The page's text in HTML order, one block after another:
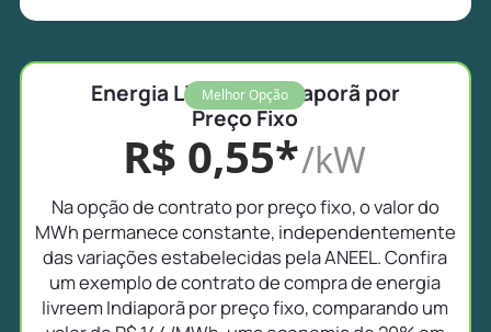
Melhor Opção
Energia Livre em Indiaporã por
Preço Fixo
R$ 0,55*/kW
Na opção de contrato por preço fixo, o valor do
MWh permanece constante, independentemente
das variações estabelecidas pela ANEEL. Confira
um exemplo de contrato de compra de energia
livreem Indiaporã por preço fixo, comparando um